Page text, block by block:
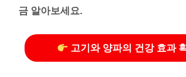
금 알아보세요.
고기와 양파의 건강 효과